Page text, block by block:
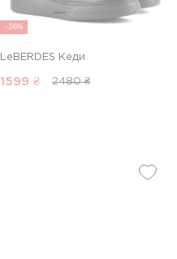
-36%
LeBERDES Кеди
1599 ₴ 2480 ₴